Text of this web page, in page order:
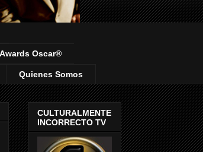
Oscar®
Quienes Somos
CULTURALMENTE
INCORRECTO TV